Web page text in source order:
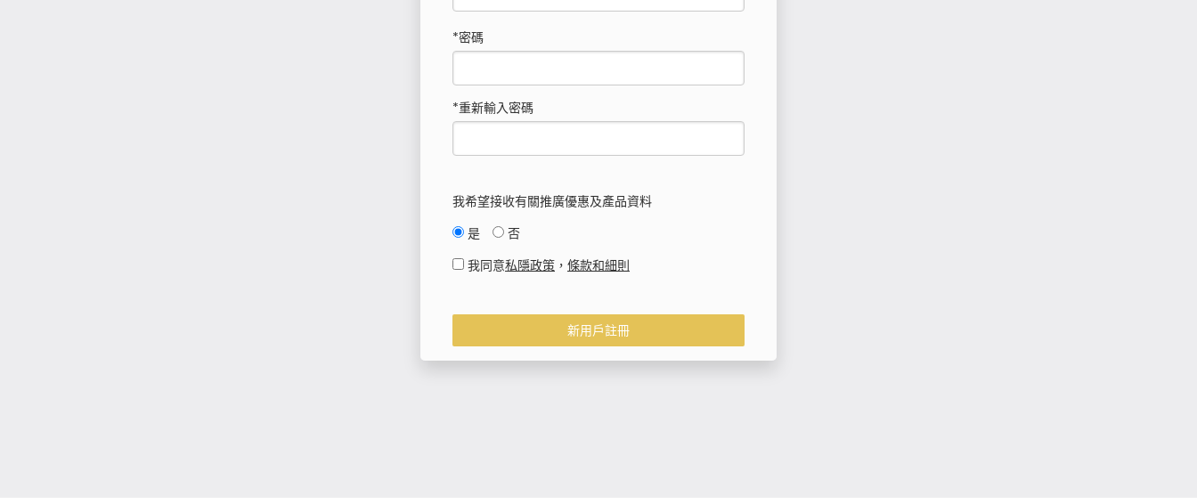
*密碼
*重新輸入密碼
我希望接收有關推廣優惠及產品資料
是
否
我同意私隱政策 ， 條款和細則
新用戶註冊